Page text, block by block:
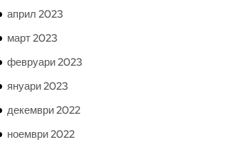
април 2023
март 2023
февруари 2023
януари 2023
декември 2022
ноември 2022